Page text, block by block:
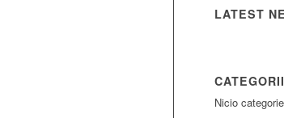
LATEST
CATEGORII
Nicio categorie